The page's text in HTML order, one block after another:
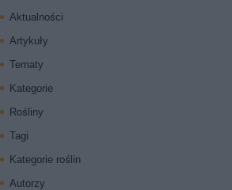
Aktualności
Artykuły
Tematy
Kategorie
Rośliny
Tagi
Kategorie roślin
Autorzy